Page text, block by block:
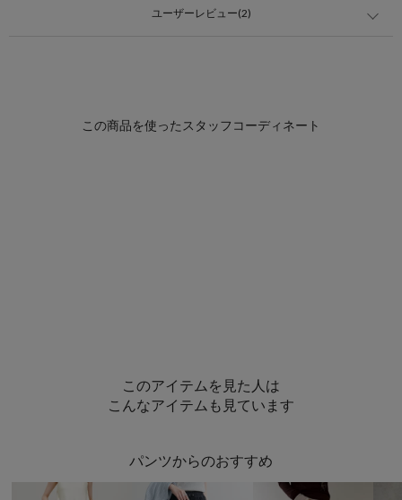
ユーザーレビュー(2)
このアイテムを見た人は
こんなアイテムも見ています
パンツからのおすすめ